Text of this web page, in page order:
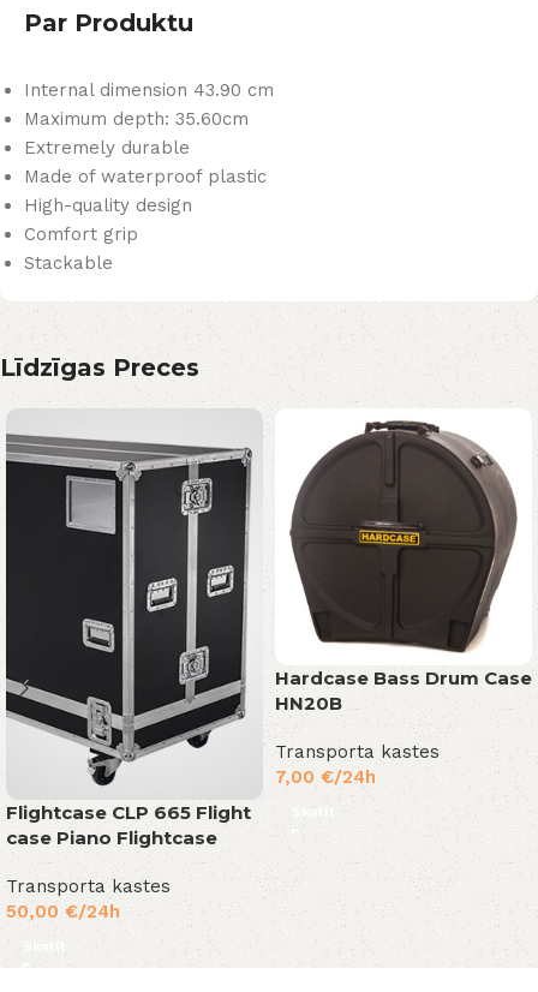
Par Produktu
Internal dimension 43.90 cm
Maximum depth: 35.60cm
Extremely durable
Made of waterproof plastic
High-quality design
Comfort grip
Stackable
Līdzīgas Preces
Flightcase CLP 665 Flight
case Piano Flightcase
Transporta kastes
50,00 €/24h
Skatīt
Hardcase Bass Drum Case
HN20B
Transporta kastes
7,00 €/24h
Skatīt